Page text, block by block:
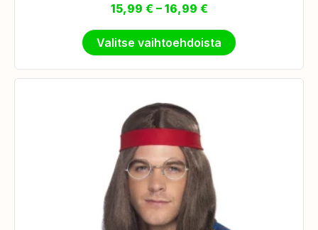
15,99 € – 16,99 €
Valitse vaihtoehdoista